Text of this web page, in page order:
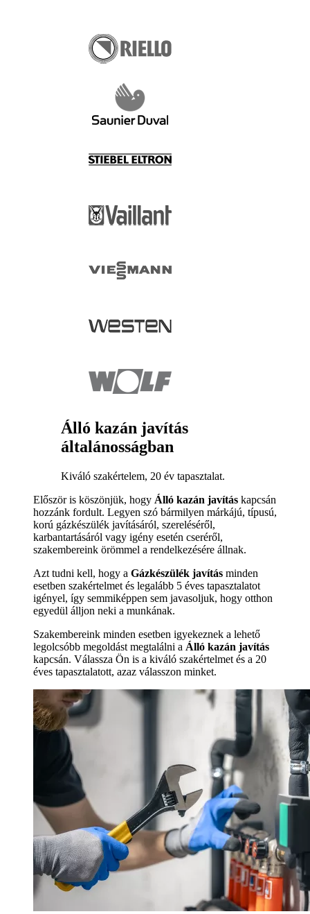
Álló kazán javítás
általánosságban
Kiváló szakértelem, 20 év tapasztalat.
Először is köszönjük, hogy Álló kazán javítás kapcsán
hozzánk fordult. Legyen szó bármilyen márkájú, típusú,
korú gázkészülék javításáról, szereléséről,
karbantartásáról vagy igény esetén cseréről,
szakembereink örömmel a rendelkezésére állnak.
Azt tudni kell, hogy a Gázkészülék javítás minden
esetben szakértelmet és legalább 5 éves tapasztalatot
igényel, így semmiképpen sem javasoljuk, hogy otthon
egyedül álljon neki a munkának.
Szakembereink minden esetben igyekeznek a lehető
legolcsóbb megoldást megtalálni a Álló kazán javítás
kapcsán. Válassza Ön is a kiváló szakértelmet és a 20
éves tapasztalatott, azaz válasszon minket.